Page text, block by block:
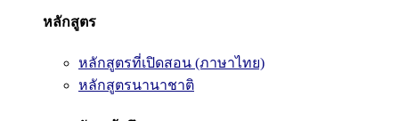
หลักสูตร
หลักสูตรที่เปิดสอน (ภาษาไทย)
หลักสูตรนานาชาติ